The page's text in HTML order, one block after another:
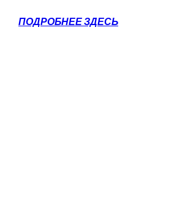
ПОДРОБНЕЕ ЗДЕСЬ